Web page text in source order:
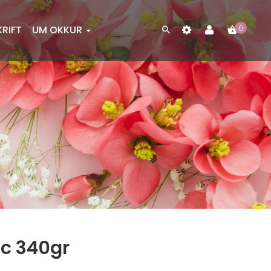
UM OKKUR 0
340gr